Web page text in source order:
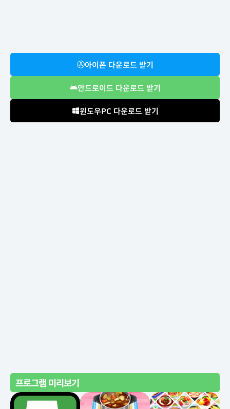
아이폰 다운로드 받기
안드로이드 다운로드 받기
윈도우PC 다운로드 받기
프로그램 미리보기